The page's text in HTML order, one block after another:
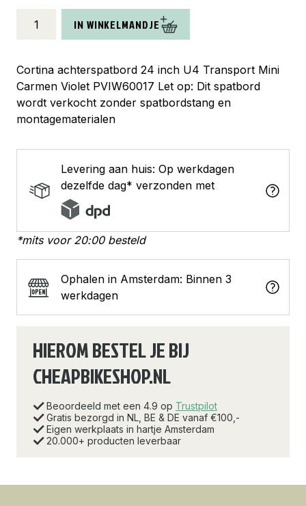
spatbord
24
U4
carmen
violet
IN WINKELMANDJE
Cortina achterspatbord 24 inch U4 Transport Mini
Carmen Violet PVIW60017 Let op: Dit spatbord
wordt verkocht zonder spatbordstang en
montagematerialen
Levering aan huis: Op werkdagen
dezelfde dag* verzonden met
*mits voor 20:00 besteld
Ophalen in Amsterdam: Binnen 3
werkdagen
HIEROM BESTEL JE BIJ
CHEAPBIKESHOP.NL
Beoordeeld met een 4.9 op Trustpilot
Gratis bezorgd in NL, BE & DE vanaf €100,-
Eigen werkplaats in hartje Amsterdam
20.000+ producten leverbaar